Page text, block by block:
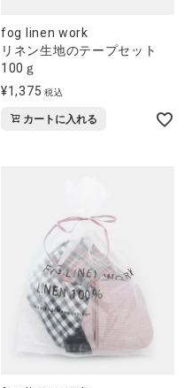
fog linen work
リネン生地のテープセット
100ｇ
¥1,375 税込
カートに入れる